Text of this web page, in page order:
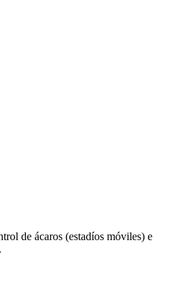
de ácaros (estadíos móviles) e